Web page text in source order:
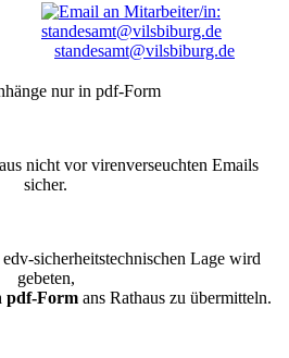
standesamt@vilsbiburg.de
nicht vor virenverseuchten Emails
sicher.
sicherheitstechnischen Lage wird
gebeten,
pdf-Formans Rathaus zu übermitteln.